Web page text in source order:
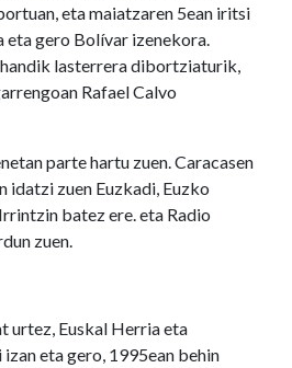
eta maiatzaren 5ean iritsi
eta gero Bolívar izenekora.
lasterrera dibortziaturik,
Rafael Calvo
parte hartu zuen. Caracasen
idatzi zuen Euzkadi, Euzko
batez ere. eta Radio
zuen.
urtez, Euskal Herria eta
eta gero, 1995ean behin